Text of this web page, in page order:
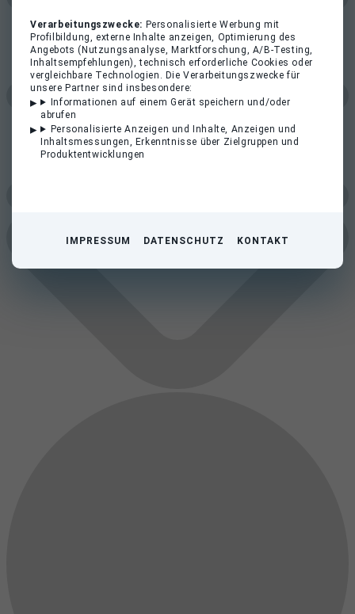
Verarbeitungszwecke: Personalisierte Werbung mit
Profilbildung, externe Inhalte anzeigen, Optimierung des
Angebots (Nutzungsanalyse, Marktforschung, A/B-Testing,
Inhaltsempfehlungen), technisch erforderliche Cookies oder
vergleichbare Technologien. Die Verarbeitungszwecke für
unsere Partner sind insbesondere:
Informationen auf einem Gerät speichern und/oder
abrufen
Personalisierte Anzeigen und Inhalte, Anzeigen und
Inhaltsmessungen, Erkenntnisse über Zielgruppen und
Produktentwicklungen
IMPRESSUM DATENSCHUTZ KONTAKT